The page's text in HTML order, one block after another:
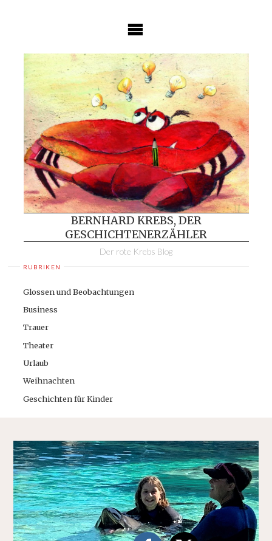
BERNHARD KREBS, DER
GESCHICHTENERZÄHLER
Der rote Krebs Blog
RUBRIKEN
Glossen und Beobachtungen
Business
Trauer
Theater
Urlaub
Weihnachten
Geschichten für Kinder